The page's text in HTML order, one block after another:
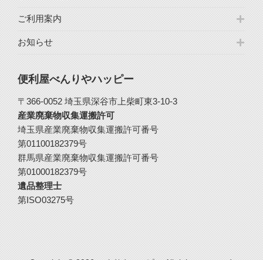
ご利用案内
お知らせ
便利屋べんりやハッピー
〒366-0052 埼玉県深谷市上柴町東3-10-3
産業廃棄物収集運搬許可
埼玉県産業廃棄物収集運搬許可番号
第01100182379号
群馬県産業廃棄物収集運搬許可番号
第01000182379号
遺品整理士
第ISO03275号